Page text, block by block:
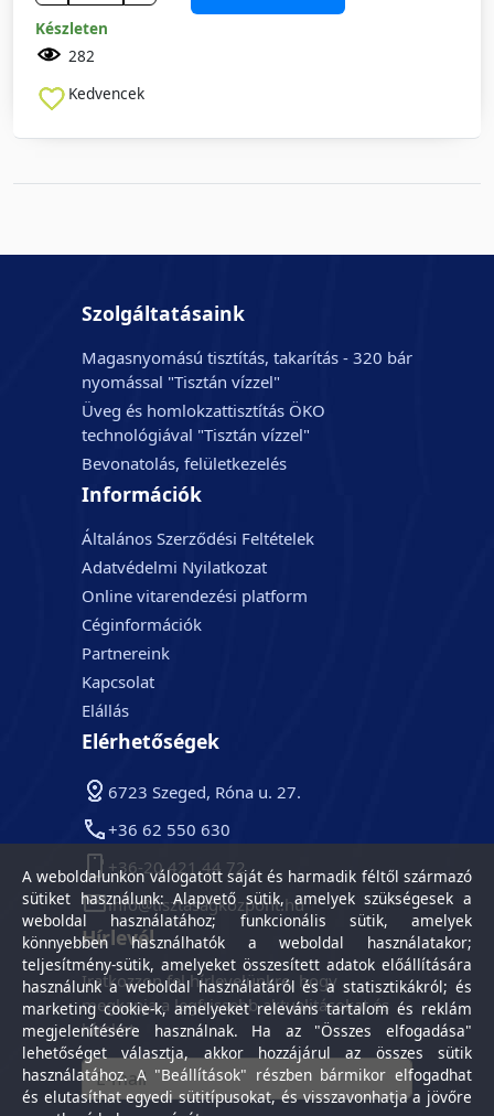
Készleten
282
Kedvencek
Szolgáltatásaink
Magasnyomású tisztítás, takarítás - 320 bár
nyomással "Tisztán vízzel"
Üveg és homlokzattisztítás ÖKO
technológiával "Tisztán vízzel"
Bevonatolás, felületkezelés
Információk
Általános Szerződési Feltételek
Adatvédelmi Nyilatkozat
Online vitarendezési platform
Céginformációk
Partnereink
Kapcsolat
Elállás
Elérhetőségek
6723 Szeged, Róna u. 27.
+36 62 550 630
+36-20 421 44 72
info@tisztasagkozpont.hu
Hírlevél
Iratkozzon fel hírlevelünkre, hogy
megkapja a legfrissebb aktualitásokat és
híreket.
A weboldalunkon válogatott saját és harmadik féltől származó
sütiket használunk: Alapvető sütik, amelyek szükségesek a
weboldal használatához; funkcionális sütik, amelyek
könnyebben használhatók a weboldal használatakor;
teljesítmény-sütik, amelyeket összesített adatok előállítására
használunk a weboldal használatáról és a statisztikákról; és
marketing cookie-k, amelyeket releváns tartalom és reklám
megjelenítésére használnak. Ha az "Összes elfogadása"
lehetőséget választja, akkor hozzájárul az összes sütik
használatához. A "Beállítások" részben bármikor elfogadhat
és elutasíthat egyedi sütitípusokat, és visszavonhatja a jövőre